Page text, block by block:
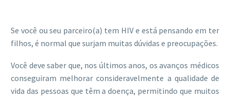
Se você ou seu parceiro(a) tem HIV e está pensando em ter
filhos, é normal que surjam muitas dúvidas e preocupações.
Você deve saber que, nos últimos anos, os avanços médicos
conseguiram melhorar consideravelmente a qualidade de
vida das pessoas que têm a doença, permitindo que muitos